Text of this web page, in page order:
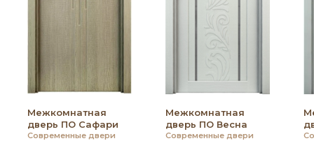
Межкомнатная
дверь ПО Сафари
Современные двери
Межкомнатная
дверь ПО Весна
Современные двери